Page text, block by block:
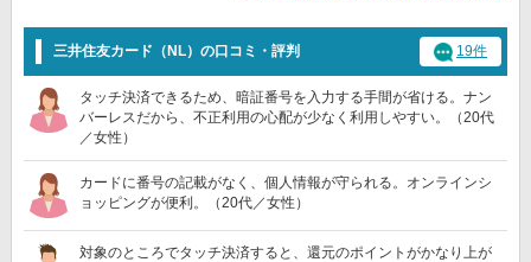
三井住友カード（NL）の口コミ・評判 19件
タッチ決済できるため、暗証番号を入力する手間が省ける。ナン
バーレスだから、不正利用の心配が少なく利用しやすい。（20代
／女性）
カードに番号の記載がなく、個人情報が守られる。オンラインシ
ョッピングが便利。（20代／女性）
対象のところでタッチ決済すると、還元のポイントがかなり上が